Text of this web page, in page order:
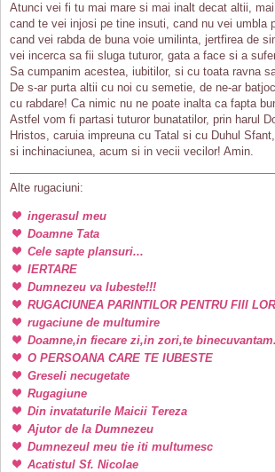
Atunci vei fi tu mai mare si mai inalt decat altii,
cand te vei injosi pe tine insuti, cand nu vei umbla
cand vei rabda de buna voie umilinta, jertfirea de
vei incerca sa fii sluga tuturor, gata a face si a
Sa cumpanim acestea, iubitilor, si cu toata ravna
De s-ar purta altii cu noi cu semetie, de ne-ar
cu rabdare! Ca nimic nu ne poate inalta ca fapta
Astfel vom fi partasi tuturor bunatatilor, prin harul
Hristos, caruia impreuna cu Tatal si cu Duhul
si inchinaciunea, acum si in vecii vecilor! Amin.
Alte rugaciuni:
ingerasul meu
Doamne Tata
Cele sapte plansuri...
IERTARE
Dumnezeu va Iubeste!!!
RUGACIUNEA PARINTILOR PENTRU FIII LOR
rugaciune de multumire
Doamne,in fiecare zi,in zori,te binecuvantam.
O PERSOANA CARE TE IUBESTE
Greseli necugetate
Rugagiune
Din invataturile Maicii Tereza
Ajutor de la Dumnezeu
Dumnezeul meu tie iti multumesc
Acatistul Sf. Nicolae